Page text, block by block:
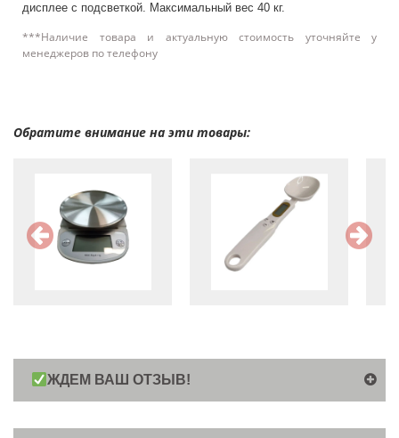
дисплее с подсветкой. Максимальный вес 40 кг.
***Наличие товара и актуальную стоимость уточняйте у
менеджеров по телефону
Обратите внимание на эти товары:
ЖДЕМ ВАШ ОТЗЫВ!